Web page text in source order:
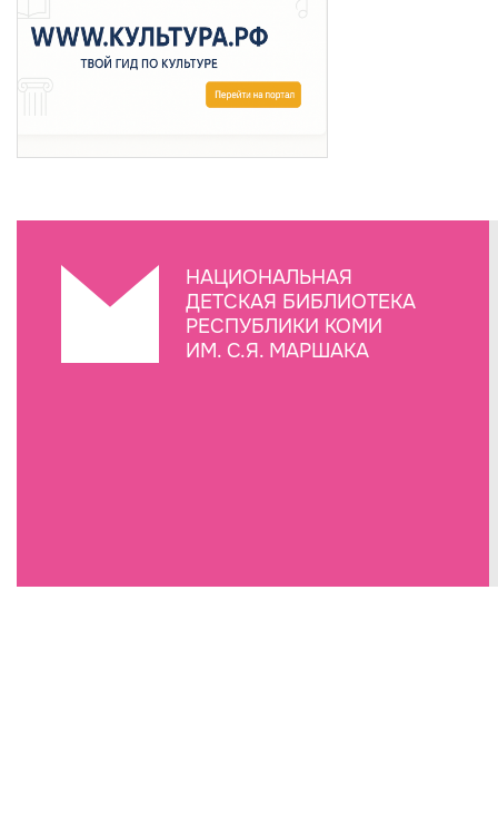
НАЦИОНАЛЬНАЯ
ДЕТСКАЯ БИБЛИОТЕКА
РЕСПУБЛИКИ КОМИ
ИМ. С.Я. МАРШАКА